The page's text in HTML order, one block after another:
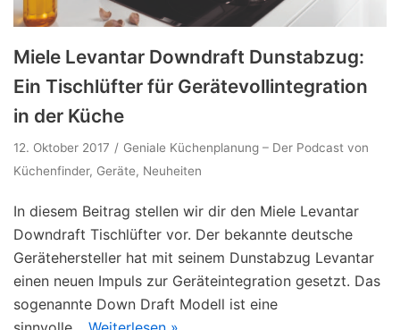
Miele Levantar Downdraft Dunstabzug:
Ein Tischlüfter für Gerätevollintegration
in der Küche
12. Oktober 2017
Geniale Küchenplanung – Der Podcast von
Küchenfinder, Geräte, Neuheiten
In diesem Beitrag stellen wir dir den Miele Levantar
Downdraft Tischlüfter vor. Der bekannte deutsche
Gerätehersteller hat mit seinem Dunstabzug Levantar
einen neuen Impuls zur Geräteintegration gesetzt. Das
sogenannte Down Draft Modell ist eine